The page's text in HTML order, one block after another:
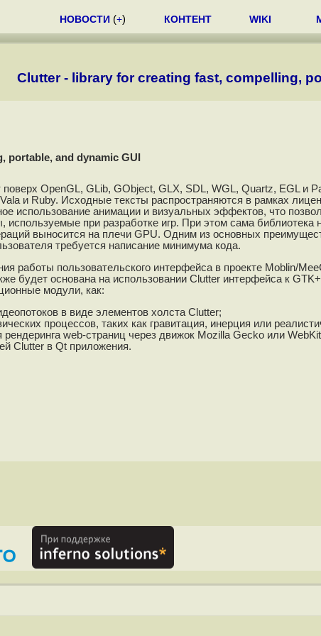
НОВОСТИ (+) КОНТЕНТ WIKI
Clutter - library for creating fast, compelling,
and dynamic GUI
поверх OpenGL, GLib, GObject, GLX, SDL, WGL, Quartz, EGL и
и Ruby. Исходные тексты распространяются в рамках
использование анимации и визуальных эффектов, что
при разработке игр. При этом сама библиотека
выносится на плечи GPU. Одним из основных
требуется написание минимума кода.
работы пользовательского интерфейса в проекте Moblin/
будет основана на использовании Clutter интерфейса к
модули, как:
в виде элементов холста Clutter;
процессов, таких как гравитация, инерция или
web-страниц через движок Mozilla Gecko или
Clutter в Qt приложения.